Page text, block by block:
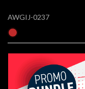
AWGIJ-0237